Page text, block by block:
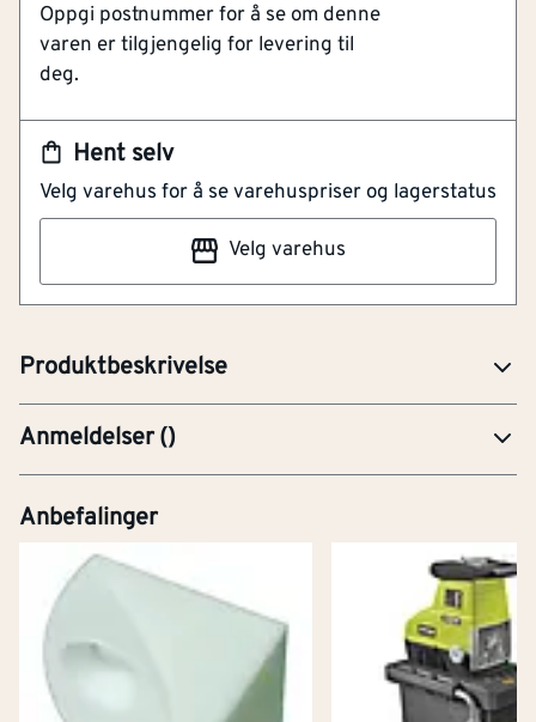
Hent selv
Velg varehus for å se varehuspriser og lagerstatus
Velg varehus
Oppgi postnummer for å se om denne
varen er tilgjengelig for levering til
deg.
Produktbeskrivelse
NOBB
Artikkelnummer 101105873
Elforsinket
Motstandsdyktig mot rust
Enkel montering med skruer
Vinkeljern i stål, møbelvinkler i stål og plast,
Anmeldelser()
Anbefalinger